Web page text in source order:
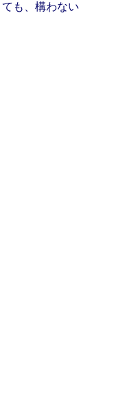
も、構わない